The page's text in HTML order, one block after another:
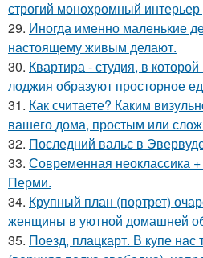
строгий монохромный интерьер
29. Иногда именно маленькие
настоящему живым делают.
30. Квартира - студия, в которой
лоджия образуют просторное
31. Как считаете? Каким
вашего дома, простым или
32. Последний вальс в
33. Современная неоклассика
Перми.
34. Крупный план (портрет)
женщины в уютной домашней
35. Поезд, плацкарт. В купе нас